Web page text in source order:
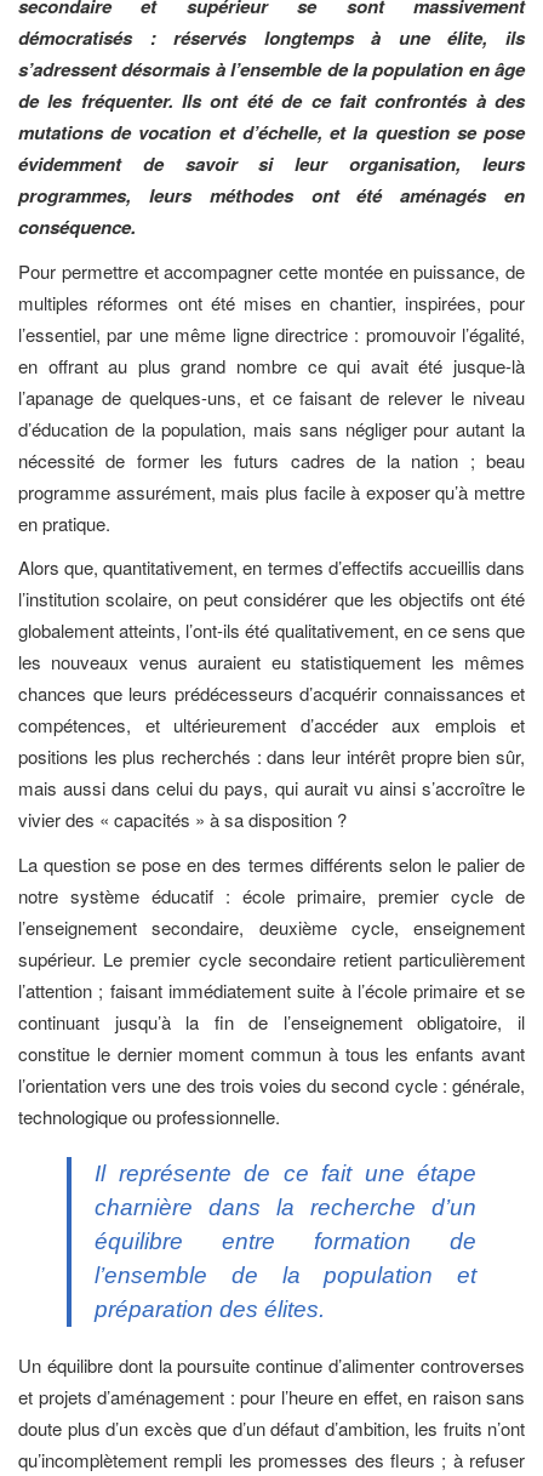
secondaire et supérieur se sont massivement
démocratisés : réservés longtemps à une élite, ils
s’adressent désormais à l’ensemble de la population en âge
de les fréquenter. Ils ont été de ce fait confrontés à des
mutations de vocation et d’échelle, et la question se pose
évidemment de savoir si leur organisation, leurs
programmes, leurs méthodes ont été aménagés en
conséquence.
Pour permettre et accompagner cette montée en puissance, de
multiples réformes ont été mises en chantier, inspirées, pour
l’essentiel, par une même ligne directrice : promouvoir l’égalité,
en offrant au plus grand nombre ce qui avait été jusque-là
l’apanage de quelques-uns, et ce faisant de relever le niveau
d’éducation de la population, mais sans négliger pour autant la
nécessité de former les futurs cadres de la nation ; beau
programme assurément, mais plus facile à exposer qu’à mettre
en pratique.
Alors que, quantitativement, en termes d’effectifs accueillis dans
l’institution scolaire, on peut considérer que les objectifs ont été
globalement atteints, l’ont-ils été qualitativement, en ce sens que
les nouveaux venus auraient eu statistiquement les mêmes
chances que leurs prédécesseurs d’acquérir connaissances et
compétences, et ultérieurement d’accéder aux emplois et
positions les plus recherchés : dans leur intérêt propre bien sûr,
mais aussi dans celui du pays, qui aurait vu ainsi s’accroître le
vivier des « capacités » à sa disposition ?
La question se pose en des termes différents selon le palier de
notre système éducatif : école primaire, premier cycle de
l’enseignement secondaire, deuxième cycle, enseignement
supérieur. Le premier cycle secondaire retient particulièrement
l’attention ; faisant immédiatement suite à l’école primaire et se
continuant jusqu’à la fin de l’enseignement obligatoire, il
constitue le dernier moment commun à tous les enfants avant
l’orientation vers une des trois voies du second cycle : générale,
technologique ou professionnelle.
Il représente de ce fait une étape
charnière dans la recherche d’un
équilibre entre formation de
l’ensemble de la population et
préparation des élites.
Un équilibre dont la poursuite continue d’alimenter controverses
et projets d’aménagement : pour l’heure en effet, en raison sans
doute plus d’un excès que d’un défaut d’ambition, les fruits n’ont
qu’incomplètement rempli les promesses des fleurs ; à refuser